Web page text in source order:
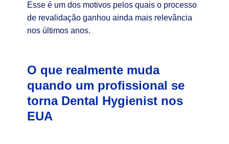
Esse é um dos motivos pelos quais o processo
de revalidação ganhou ainda mais relevância
nos últimos anos.
O que realmente muda
quando um profissional se
torna Dental Hygienist nos
EUA